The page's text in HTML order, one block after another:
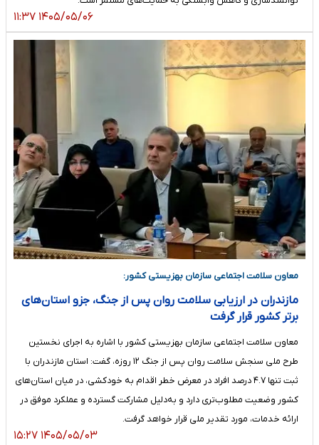
۱۴۰۵/۰۵/۰۶ ۱۱:۳۷
معاون سلامت اجتماعی سازمان بهزیستی کشور:
مازندران در ارزیابی سلامت روان پس از جنگ، جزو استان‌های
برتر کشور قرار گرفت
معاون سلامت اجتماعی سازمان بهزیستی کشور با اشاره به اجرای نخستین
طرح ملی سنجش سلامت روان پس از جنگ ۱۲ روزه، گفت: استان مازندران با
ثبت تنها ۴.۷ درصد افراد در معرض خطر اقدام به خودکشی، در میان استان‌های
کشور وضعیت مطلوب‌تری دارد و به‌دلیل مشارکت گسترده و عملکرد موفق در
ارائه خدمات، مورد تقدیر ملی قرار خواهد گرفت.
۱۴۰۵/۰۵/۰۳ ۱۵:۲۷